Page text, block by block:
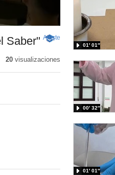
Saber" -
Contenido
educativo
Ajuste
pantalla
20visualizaciones
01′ 01″
00′ 32″
01′ 01″